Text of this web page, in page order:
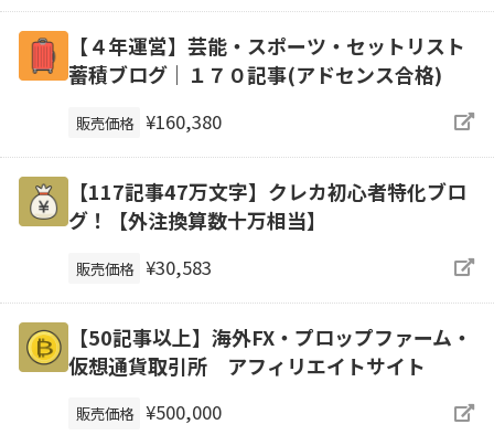
【４年運営】芸能・スポーツ・セットリスト
蓄積ブログ｜１７０記事(アドセンス合格)
販売価格 ¥160,380
【117記事47万文字】クレカ初心者特化ブロ
グ！【外注換算数十万相当】
販売価格 ¥30,583
【50記事以上】海外FX・プロップファーム・
仮想通貨取引所 アフィリエイトサイト
販売価格 ¥500,000